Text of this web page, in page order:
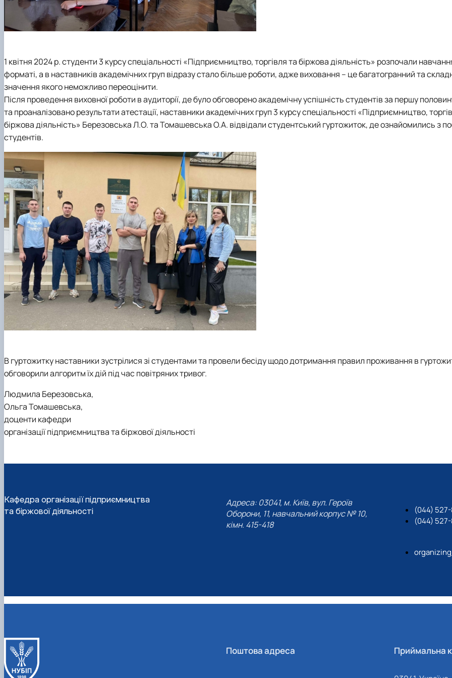
1 квітня 2024 р. студенти 3 курсу спеціальності «Підприємництво, торгівля та біржова діяльність» розпочали
форматі, а в наставників академічних груп відразу стало більше роботи, адже виховання – це багатогранний та
значення якого неможливо переоцінити.
Після проведення виховної роботи в аудиторії, де було обговорено академічну успішність студентів за першу
та проаналізовано результати атестації, наставники академічних груп 3 курсу спеціальності «Підприємництво,
біржова діяльність» Березовська Л.О. та Томашевська О.А. відвідали студентський гуртожиток, де ознайомились з
студентів.
В гуртожитку наставники зустрілися зі студентами та провели бесіду щодо дотримання правил проживання в
обговорили алгоритм їх дій під час повітряних тривог.
Людмила Березовська,
Ольга Томашевська,
доценти кафедри
організації підприємництва та біржової діяльності
Кафедра організації підприємництва
та біржової діяльності
Адреса: 03041, м. Київ, вул. Героїв
Оборони, 11, навчальний корпус № 10,
кімн. 415-418
(044)
(044)
Поштова адреса Приймальна